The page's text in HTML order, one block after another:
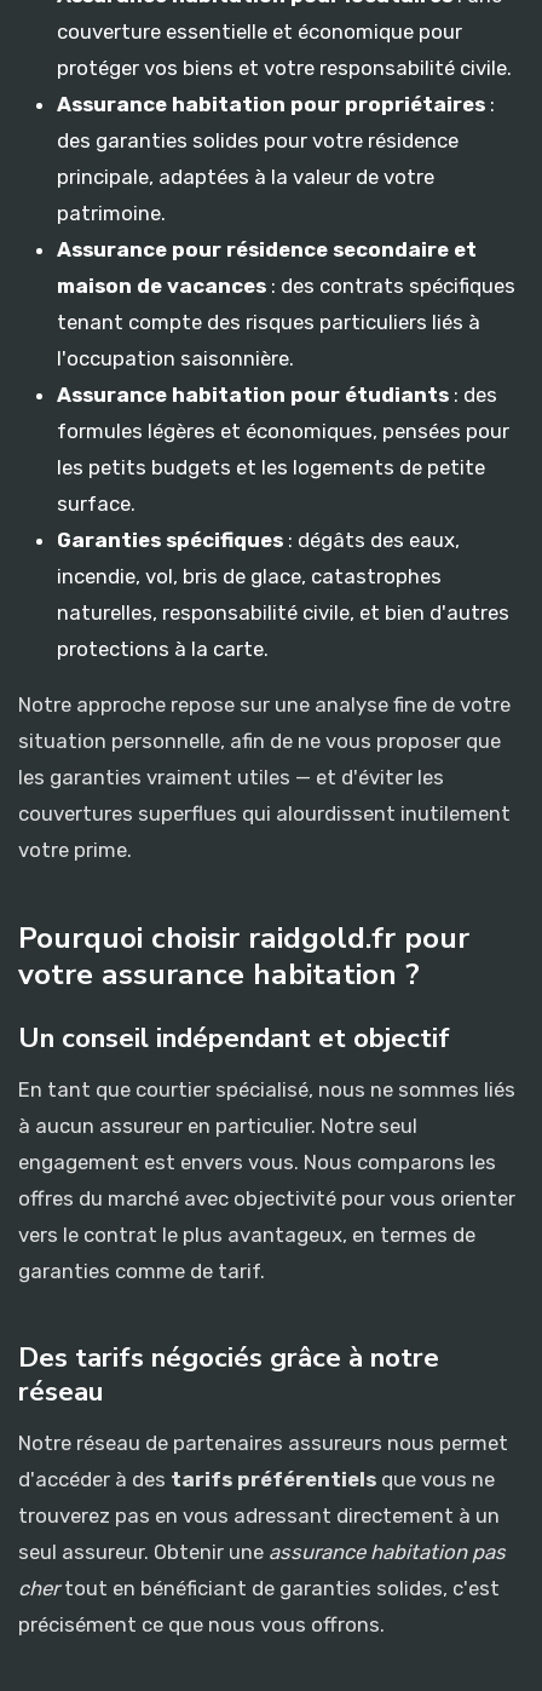
couverture essentielle et économique pour
protéger vos biens et votre responsabilité civile.
Assurance habitation pour propriétaires :
des garanties solides pour votre résidence
principale, adaptées à la valeur de votre
patrimoine.
Assurance pour résidence secondaire et
maison de vacances : des contrats spécifiques
tenant compte des risques particuliers liés à
l'occupation saisonnière.
Assurance habitation pour étudiants : des
formules légères et économiques, pensées pour
les petits budgets et les logements de petite
surface.
Garanties spécifiques : dégâts des eaux,
incendie, vol, bris de glace, catastrophes
naturelles, responsabilité civile, et bien d'autres
protections à la carte.
Notre approche repose sur une analyse fine de votre
situation personnelle, afin de ne vous proposer que
les garanties vraiment utiles — et d'éviter les
couvertures superflues qui alourdissent inutilement
votre prime.
Pourquoi choisir raidgold.fr pour
votre assurance habitation ?
Un conseil indépendant et objectif
En tant que courtier spécialisé, nous ne sommes liés
à aucun assureur en particulier. Notre seul
engagement est envers vous. Nous comparons les
offres du marché avec objectivité pour vous orienter
vers le contrat le plus avantageux, en termes de
garanties comme de tarif.
Des tarifs négociés grâce à notre
réseau
Notre réseau de partenaires assureurs nous permet
d'accéder à des tarifs préférentiels que vous ne
trouverez pas en vous adressant directement à un
seul assureur. Obtenir une assurance habitation pas
chertout en bénéficiant de garanties solides, c'est
précisément ce que nous vous offrons.